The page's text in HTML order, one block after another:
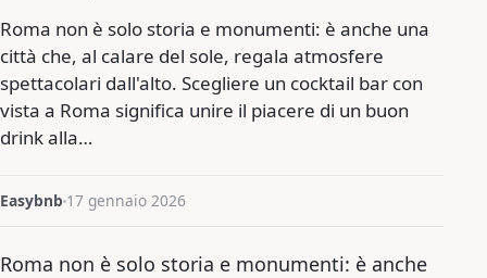
Roma non è solo storia e monumenti: è anche una
città che, al calare del sole, regala atmosfere
spettacolari dall'alto. Scegliere un cocktail bar con
vista a Roma significa unire il piacere di un buon
drink alla…
Easybnb 17 gennaio 2026
Roma non è solo storia e monumenti: è anche